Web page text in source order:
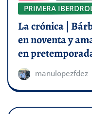
PRIMERA
La crónica |
en noventa y
en
manulopezfdez